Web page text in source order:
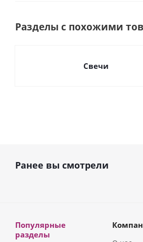
Разделы с похожими
Свечи
Ранее вы смотрели
Популярные
разделы